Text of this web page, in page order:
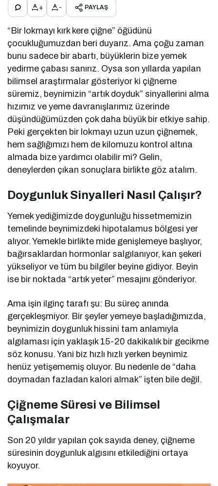
+ - PAYLAŞ
“Bir lokmayı kırk kere çiğne” öğüdünü
çocukluğumuzdan beri duyarız. Ama çoğu zaman
bunu sadece bir abartı, büyüklerin bize yemek
yedirme çabası sanırız. Oysa son yıllarda yapılan
bilimsel araştırmalar gösteriyor ki çiğneme
süremiz, beynimizin “artık doyduk” sinyallerini alma
hızımız ve yeme davranışlarımız üzerinde
düşündüğümüzden çok daha büyük bir etkiye sahip.
Peki gerçekten bir lokmayı uzun uzun çiğnemek,
hem sağlığımızı hem de kilomuzu kontrol altına
almada bize yardımcı olabilir mi? Gelin,
deneylerden çıkan sonuçlara birlikte göz atalım.
Doygunluk Sinyalleri Nasıl Çalışır?
Yemek yediğimizde doygunluğu hissetmemizin
temelinde beynimizdeki hipotalamus bölgesi yer
alıyor. Yemekle birlikte mide genişlemeye başlıyor,
bağırsaklardan hormonlar salgılanıyor, kan şekeri
yükseliyor ve tüm bu bilgiler beyine gidiyor. Beyin
ise bir noktada “artık yeter” mesajını gönderiyor.
Ama işin ilginç tarafı şu: Bu süreç anında
gerçekleşmiyor. Bir şeyler yemeye başladığımızda,
beynimizin doygunluk hissini tam anlamıyla
algılaması için yaklaşık 15-20 dakikalık bir gecikme
söz konusu. Yani biz hızlı hızlı yerken beynimiz
henüz yetişememiş oluyor. Bu nedenle de “daha
doymadan fazladan kalori almak” işten bile değil.
Çiğneme Süresi ve Bilimsel
Çalışmalar
Son 20 yıldır yapılan çok sayıda deney, çiğneme
süresinin doygunluk algısını etkilediğini ortaya
koyuyor.